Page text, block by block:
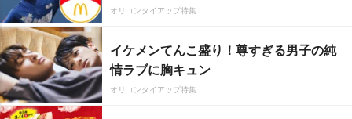
オリコンタイアップ特集
イケメンてんこ盛り！尊すぎる男子の純
情ラブに胸キュン
オリコンタイアップ特集